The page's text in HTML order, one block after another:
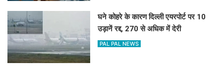
घने कोहरे के कारण दिल्ली एयरपोर्ट पर 10
उड़ानें रद्द, 270 से अधिक में देरी
PAL PAL NEWS